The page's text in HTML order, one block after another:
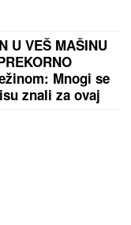
U VEŠ MAŠINU
Mnogi se
znali za ovaj